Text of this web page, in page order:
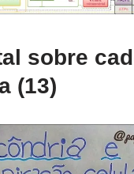
sobre
(13)